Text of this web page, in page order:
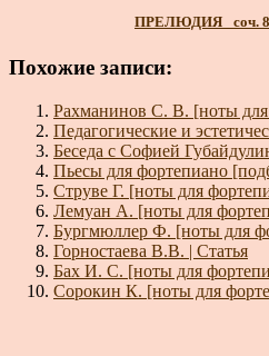
ПРЕЛЮДИЯ_ соч.
Похожие записи:
Рахманинов С. В. [ноты
Педагогические и
Беседа с Софией
Пьесы для фортепиано
Струве Г. [ноты для
Лемуан А. [ноты для
Бургмюллер Ф. [ноты для
Горностаева В.В. | Статья
Бах И. С. [ноты для
Сорокин К. [ноты для